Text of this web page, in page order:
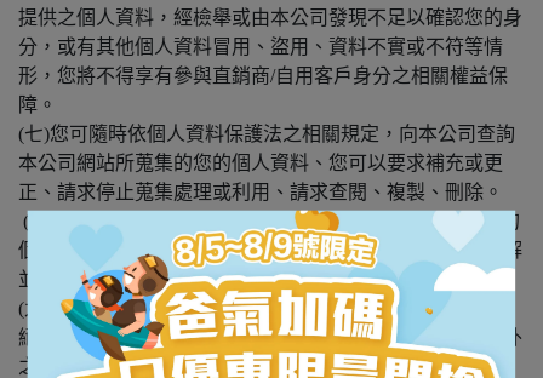
提供之個人資料，經檢舉或由本公司發現不足以確認您的身
分，或有其他個人資料冒用、盜用、資料不實或不符等情
形，您將不得享有參與直銷商/自用客戶身分之相關權益保
障。
(七)您可隨時依個人資料保護法之相關規定，向本公司查詢
本公司網站所蒐集的您的個人資料、您可以要求補充或更
正、請求停止蒐集處理或利用、請求查閱、複製、刪除。
(八)如您要求本公司網站停止蒐集、處理、利用或刪除您的
個人資料，因而造成本公司無法提供服務之情形時，您了解
並同意不得對本公司為任何請求。
(九)除非取得您的同意或其他法令之特別規定，本公司網站
絕不會將您的個人資料揭露予第三人或使用於蒐集目的以外
之其他用途。